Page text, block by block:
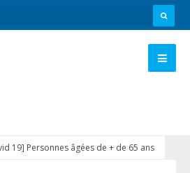
19] Personnes âgées de + de 65 ans